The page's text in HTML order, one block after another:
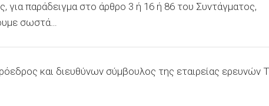
για παράδειγμα στο άρθρο 3 ή 16 ή 86 του Συντάγματος,
σωστά…
και διευθύνων σύμβουλος της εταιρείας ερευνών